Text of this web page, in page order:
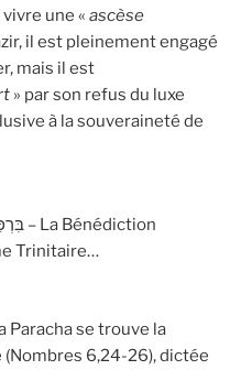
une « ascèse
il est pleinement engagé
mais il est
» par son refus du luxe
à la souveraineté de
Trinitaire…
Paracha se trouve la
6,24-26), dictée